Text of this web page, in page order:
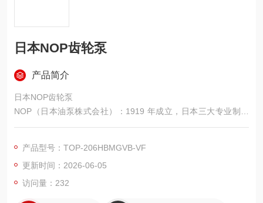
日本NOP齿轮泵
产品简介
日本NOP齿轮泵
NOP（日本油泵株式会社）：1919 年成立，日本三大专业制泵
企业之一，全球内啮合摆线齿轮泵（Trochoid Pump）龙头，机
强自吸、长寿命。
产品型号：TOP-206HBMGVB-VF
更新时间：2026-06-05
访问量：232